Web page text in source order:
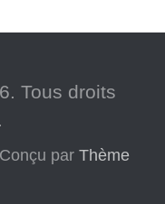
Tous droits
par Thème